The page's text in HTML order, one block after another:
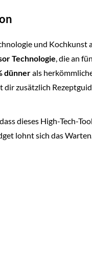
und Kochkunst
Technologie, die an
dünnerals
zusätzlich
dieses High-Tech-
lohnt sich das